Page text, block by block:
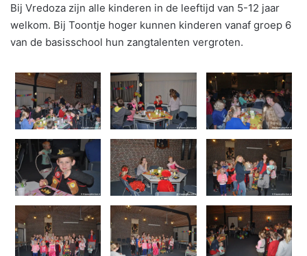
Bij Vredoza zijn alle kinderen in de leeftijd van 5-12 jaar
welkom. Bij Toontje hoger kunnen kinderen vanaf groep 6
van de basisschool hun zangtalenten vergroten.